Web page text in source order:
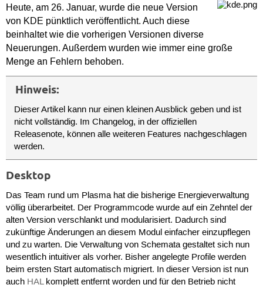
Heute, am 26. Januar, wurde die neue Version
von KDE pünktlich veröffentlicht. Auch diese
beinhaltet wie die vorherigen Versionen diverse
Neuerungen. Außerdem wurden wie immer eine große
Menge an Fehlern behoben.
Hinweis:
Dieser Artikel kann nur einen kleinen Ausblick geben und ist
nicht vollständig. Im Changelog, in der offiziellen
Releasenote, können alle weiteren Features nachgeschlagen
werden.
Desktop
Das Team rund um Plasma hat die bisherige Energieverwaltung
völlig überarbeitet. Der Programmcode wurde auf ein Zehntel der
alten Version verschlankt und modularisiert. Dadurch sind
zukünftige Änderungen an diesem Modul einfacher einzupflegen
und zu warten. Die Verwaltung von Schemata gestaltet sich nun
wesentlich intuitiver als vorher. Bisher angelegte Profile werden
beim ersten Start automatisch migriert. In dieser Version ist nun
auch HALkomplett entfernt worden und für den Betrieb nicht